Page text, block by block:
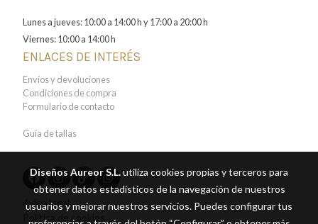
Lunes a jueves: 10:00 a 14:00 h y 17:00 a 20:00 h
Viernes: 10:00 a 14:00 h
ENLACES DE INTERÉS
Envíos y devoluciones
Condiciones de compra
Formulario de contacto
Guía de tallas
Aviso legal
Política de cookies
Diseños Aureor S.L.utiliza cookies propias y terceros para
obtener datos estadísticos de la navegación de nuestros
usuarios y mejorar nuestros servicios. Puedes configurar tus